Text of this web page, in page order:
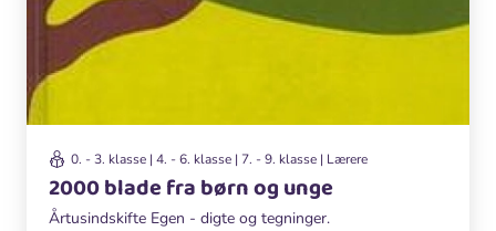
0. - 3. klasse | 4. - 6. klasse | 7. - 9. klasse | Lærere
2000 blade fra børn og unge
Årtusindskifte Egen - digte og tegninger.